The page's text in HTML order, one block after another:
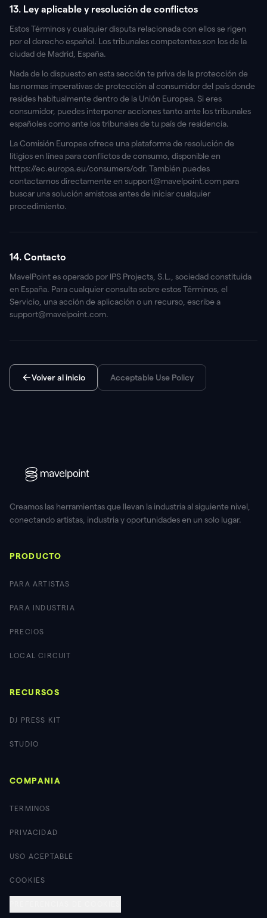
13. Ley aplicable y resolución de conflictos
Estos Términos y cualquier disputa relacionada con ellos se rigen
por el derecho español. Los tribunales competentes son los de la
ciudad de Madrid, España.
Nada de lo dispuesto en esta sección te priva de la protección de
las normas imperativas de protección al consumidor del país donde
resides habitualmente dentro de la Unión Europea. Si eres
consumidor, puedes interponer acciones tanto ante los tribunales
españoles como ante los tribunales de tu país de residencia.
La Comisión Europea ofrece una plataforma de resolución de
litigios en línea para conflictos de consumo, disponible en
https://ec.europa.eu/consumers/odr. También puedes
contactarnos directamente en support@mavelpoint.com para
buscar una solución amistosa antes de iniciar cualquier
procedimiento.
14. Contacto
MavelPoint es operado por IPS Projects, S.L., sociedad constituida
en España. Para cualquier consulta sobre estos Términos, el
Servicio, una acción de aplicación o un recurso, escribe a
support@mavelpoint.com.
Volver al inicio Acceptable Use Policy
Creamos las herramientas que llevan la industria al siguiente nivel,
conectando artistas, industria y oportunidades en un solo lugar.
PRODUCTO
PARA ARTISTAS
PARA INDUSTRIA
PRECIOS
LOCAL CIRCUIT
RECURSOS
DJ PRESS KIT
STUDIO
COMPANIA
TERMINOS
PRIVACIDAD
USO ACEPTABLE
COOKIES